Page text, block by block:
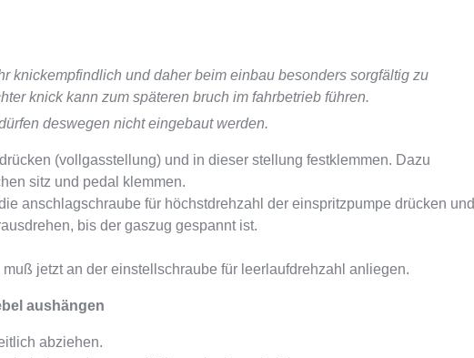
knickempfindlich und daher beim einbau besonders sorgfältig zu
knick kann zum späteren bruch im fahrbetrieb führen.
deswegen nicht eingebaut werden.
(vollgasstellung) und in dieser stellung festklemmen. Dazu
sitz und pedal klemmen.
anschlagschraube für höchstdrehzahl der einspritzpumpe drücken und
bis der gaszug gespannt ist.
jetzt an der einstellschraube für leerlaufdrehzahl anliegen.
aushängen
abziehen.